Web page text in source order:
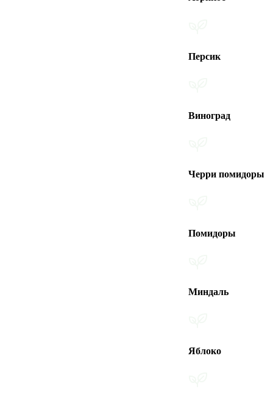
Виноград
Черри помидоры
Помидоры